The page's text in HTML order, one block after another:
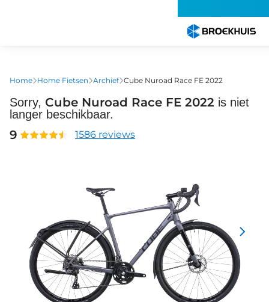
gaan
Home Home Fietsen Archief Cube Nuroad Race FE 2022
Sorry, Cube Nuroad Race FE 2022 is niet
langer beschikbaar.
9 1586 reviews